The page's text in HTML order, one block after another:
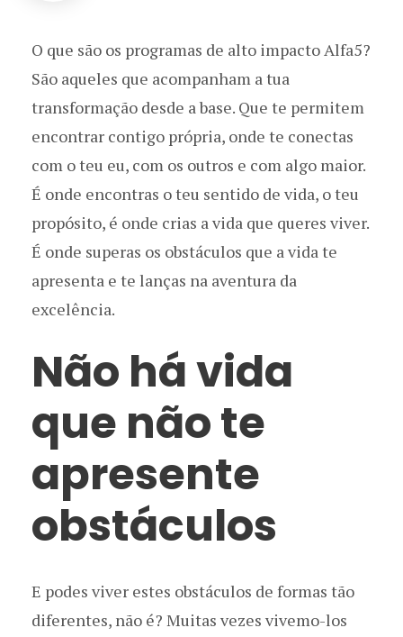
O que são os programas de alto impacto Alfa5?
São aqueles que acompanham a tua
transformação desde a base. Que te permitem
encontrar contigo própria, onde te conectas
com o teu eu, com os outros e com algo maior.
É onde encontras o teu sentido de vida, o teu
propósito, é onde crias a vida que queres viver.
É onde superas os obstáculos que a vida te
apresenta e te lanças na aventura da
excelência.
Não há vida
que não te
apresente
obstáculos
E podes viver estes obstáculos de formas tão
diferentes, não é? Muitas vezes vivemo-los